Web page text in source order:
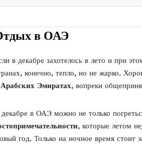
в ОАЭ
в декабре захотелось в лето и при
конечно, тепло, но не жарко.
Эмиратах, вопреки
в ОАЭ можно не только
, которые летом
год. Только на ночное время стоит